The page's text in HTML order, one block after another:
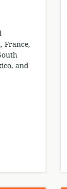
France,
and